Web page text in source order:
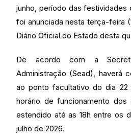
junho, período das festividades
foi anunciada nesta terça-feira
Diário Oficial do Estado desta
De acordo com a
Administração (Sead), haverá
ao ponto facultativo do dia 22
horário de funcionamento dos
estendido até as 18h entre os
julho de 2026.